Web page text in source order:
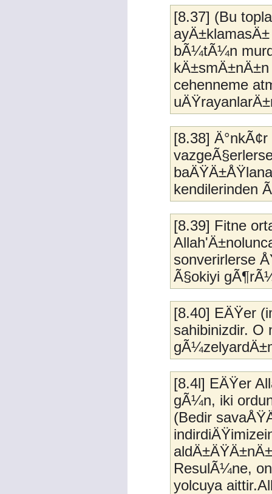
[8.37] (Bu
bÃ¼tÃ¼n
cehenneme
[8.38]
kendilerinden
[8.39] Fitne
sonverirlerse
Ã§okiyi
[8.40] EÄŸer
sahibinizdir. O
[8.4l] EÄŸer
gÃ¼n, iki
(Bedir
ResulÃ¼ne,
yolcuya